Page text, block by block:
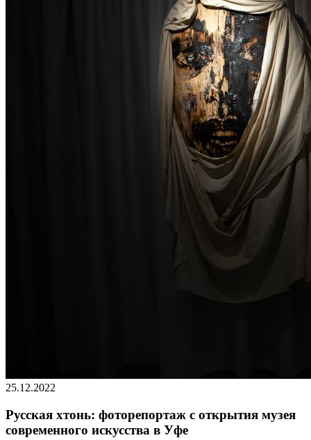
25.12.2022
Русская хтонь: фоторепортаж с открытия музея
современного искусства в Уфе